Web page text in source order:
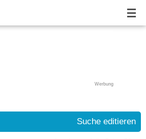
Werbung
Suche editieren